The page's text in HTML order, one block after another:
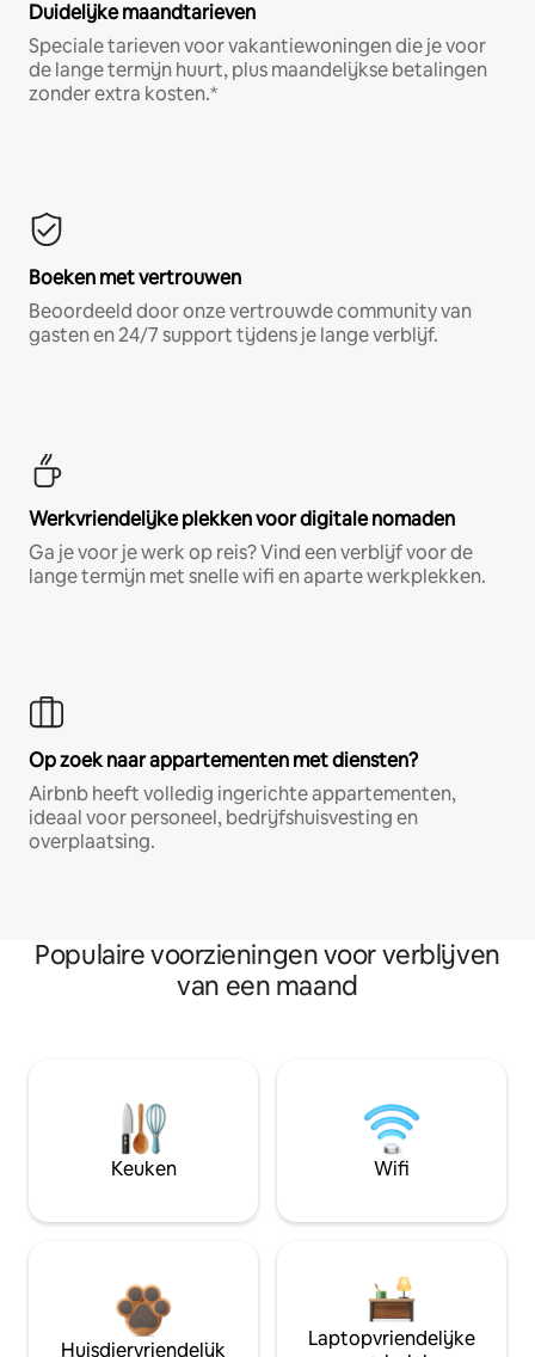
Duidelijke maandtarieven
Speciale tarieven voor vakantiewoningen die je voor
de lange termijn huurt, plus maandelijkse betalingen
zonder extra kosten.*
Boeken met vertrouwen
Beoordeeld door onze vertrouwde community van
gasten en 24/7 support tijdens je lange verblijf.
Werkvriendelijke plekken voor digitale nomaden
Ga je voor je werk op reis? Vind een verblijf voor de
lange termijn met snelle wifi en aparte werkplekken.
Op zoek naar appartementen met diensten?
Airbnb heeft volledig ingerichte appartementen,
ideaal voor personeel, bedrijfshuisvesting en
overplaatsing.
Populaire voorzieningen voor verblijven
van een maand
Keuken Wifi
Huisdiervriendelijk
Laptopvriendelijke